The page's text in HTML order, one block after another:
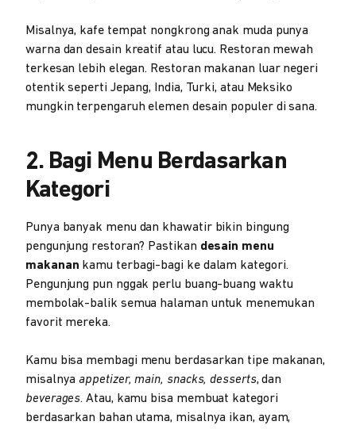
Misalnya, kafe tempat nongkrong anak muda punya
warna dan desain kreatif atau lucu. Restoran mewah
terkesan lebih elegan. Restoran makanan luar negeri
otentik seperti Jepang, India, Turki, atau Meksiko
mungkin terpengaruh elemen desain populer di sana.
2. Bagi Menu Berdasarkan
Kategori
Punya banyak menu dan khawatir bikin bingung
pengunjung restoran? Pastikan desain menu
makanan kamu terbagi-bagi ke dalam kategori.
Pengunjung pun nggak perlu buang-buang waktu
membolak-balik semua halaman untuk menemukan
favorit mereka.
Kamu bisa membagi menu berdasarkan tipe makanan,
misalnyaappetizer, main, snacks, desserts, dan
beverages. Atau, kamu bisa membuat kategori
berdasarkan bahan utama, misalnya ikan, ayam,